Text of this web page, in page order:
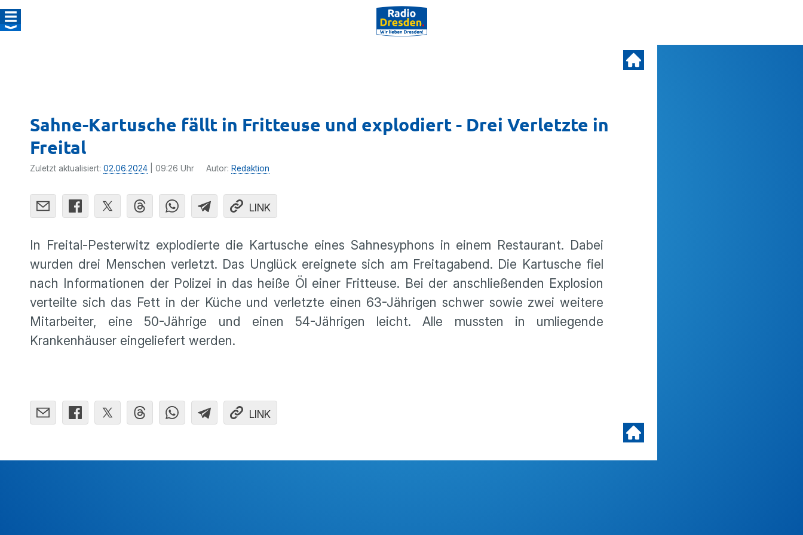
Sahne-Kartusche fällt in Fritteuse und explodiert - Drei Verletzte in
Freital
Zuletzt aktualisiert: 02.06.2024 | 09:26 Uhr Autor: Redaktion
LINK
In Freital-Pesterwitz explodierte die Kartusche eines Sahnesyphons in einem Restaurant. Dabei
wurden drei Menschen verletzt. Das Unglück ereignete sich am Freitagabend. Die Kartusche fiel
nach Informationen der Polizei in das heiße Öl einer Fritteuse. Bei der anschließenden Explosion
verteilte sich das Fett in der Küche und verletzte einen 63-Jährigen schwer sowie zwei weitere
Mitarbeiter, eine 50-Jährige und einen 54-Jährigen leicht. Alle mussten in umliegende
Krankenhäuser eingeliefert werden.
LINK